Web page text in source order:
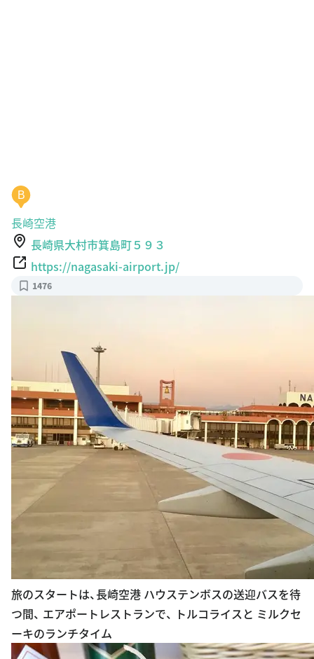
B
長崎空港
長崎県大村市箕島町５９３
https://nagasaki-airport.jp/
1476
旅のスタートは、長崎空港 ハウステンボスの送迎バスを待
つ間、 エアポートレストランで、 トルコライスと ミルクセ
ーキのランチタイム